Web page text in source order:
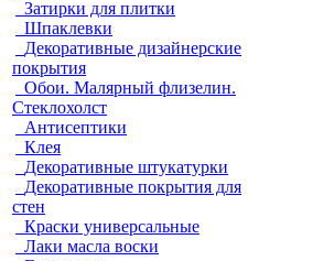
Затирки для плитки
Шпаклевки
Декоративные дизайнерские
покрытия
Обои. Малярный флизелин.
Стеклохолст
Антисептики
Клея
Декоративные штукатурки
Декоративные покрытия для
стен
Краски универсальные
Лаки масла воски